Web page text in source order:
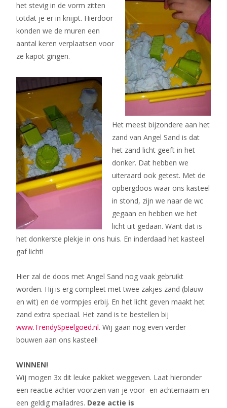
het stevig in de vorm zitten
totdat je er in knijpt. Hierdoor
konden we de muren een
aantal keren verplaatsen voor
ze kapot gingen.
Het meest bijzondere aan het
zand van Angel Sand is dat
het zand licht geeft in het
donker. Dat hebben we
uiteraard ook getest. Met de
opbergdoos waar ons kasteel
in stond, zijn we naar de wc
gegaan en hebben we het
licht uit gedaan. Want dat is
het donkerste plekje in ons huis. En inderdaad het kasteel
gaf licht!
Hier zal de doos met Angel Sand nog vaak gebruikt
worden. Hij is erg compleet met twee zakjes zand (blauw
en wit) en de vormpjes erbij. En het licht geven maakt het
zand extra speciaal. Het zand is te bestellen bij
www.TrendySpeelgoed.nl. Wij gaan nog even verder
bouwen aan ons kasteel!
WINNEN!
Wij mogen 3x dit leuke pakket weggeven. Laat hieronder
een reactie achter voorzien van je voor- en achternaam en
een geldig mailadres. Deze actie is